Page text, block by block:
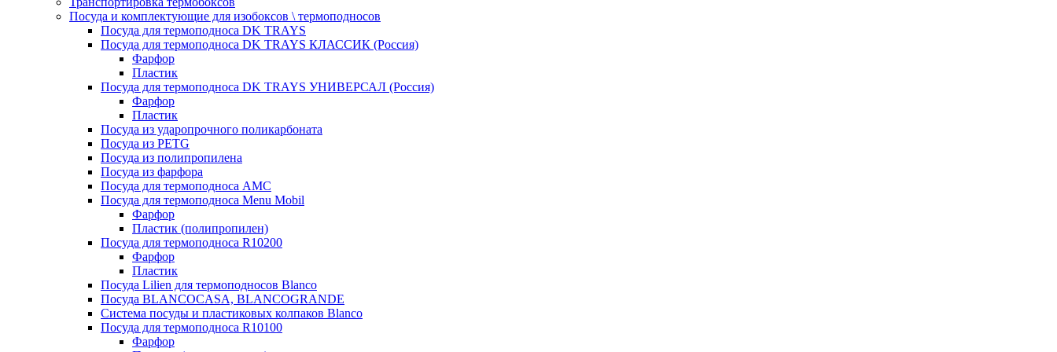
Посуда и комплектующие для изобоксов \ термоподносов
Посуда для термоподноса DK TRAYS
Посуда для термоподноса DK TRAYS КЛАССИК (Россия)
Фарфор
Пластик
Посуда для термоподноса DK TRAYS УНИВЕРСАЛ (Россия)
Фарфор
Пластик
Посуда из ударопрочного поликарбоната
Посуда из PETG
Посуда из полипропилена
Посуда из фарфора
Посуда для термоподноса AMC
Посуда для термоподноса Menu Mobil
Фарфор
Пластик (полипропилен)
Посуда для термоподноса R10200
Фарфор
Пластик
Посуда Lilien для термоподносов Blanco
Посуда BLANCOCASA, BLANCOGRANDE
Система посуды и пластиковых колпаков Blanco
Посуда для термоподноса R10100
Фарфор